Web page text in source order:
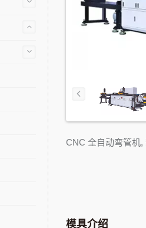
CNC 全自动弯管机
模具介绍